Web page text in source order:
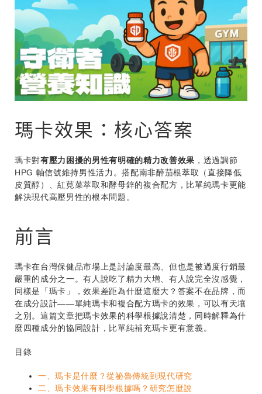
瑪卡效果：核心答案
瑪卡對有壓力困擾的男性有明確的精力改善效果 ，透過調節
HPG 軸信號維持男性活力。搭配南非醉茄根萃取（直接降低
皮質醇）、紅莧菜萃取和酵母鋅的複合配方，比單純瑪卡更能
解決現代高壓男性的根本問題。
前言
瑪卡在台灣保健品市場上是討論度最高、但也是被過度行銷最
嚴重的成分之一。有人說吃了精力大增、有人說完全沒感覺，
同樣是「瑪卡」，效果差距為什麼這麼大？答案不在品牌，而
在成分設計——單純瑪卡和複合配方瑪卡的效果，可以有天壤
之別。這篇文章把瑪卡效果的科學根據說清楚，同時解釋為什
麼四種成分的協同設計，比單純補充瑪卡更有意義。
目錄
一、瑪卡是什麼？從祕魯傳統到現代研究
二、瑪卡效果有科學根據嗎？研究怎麼說